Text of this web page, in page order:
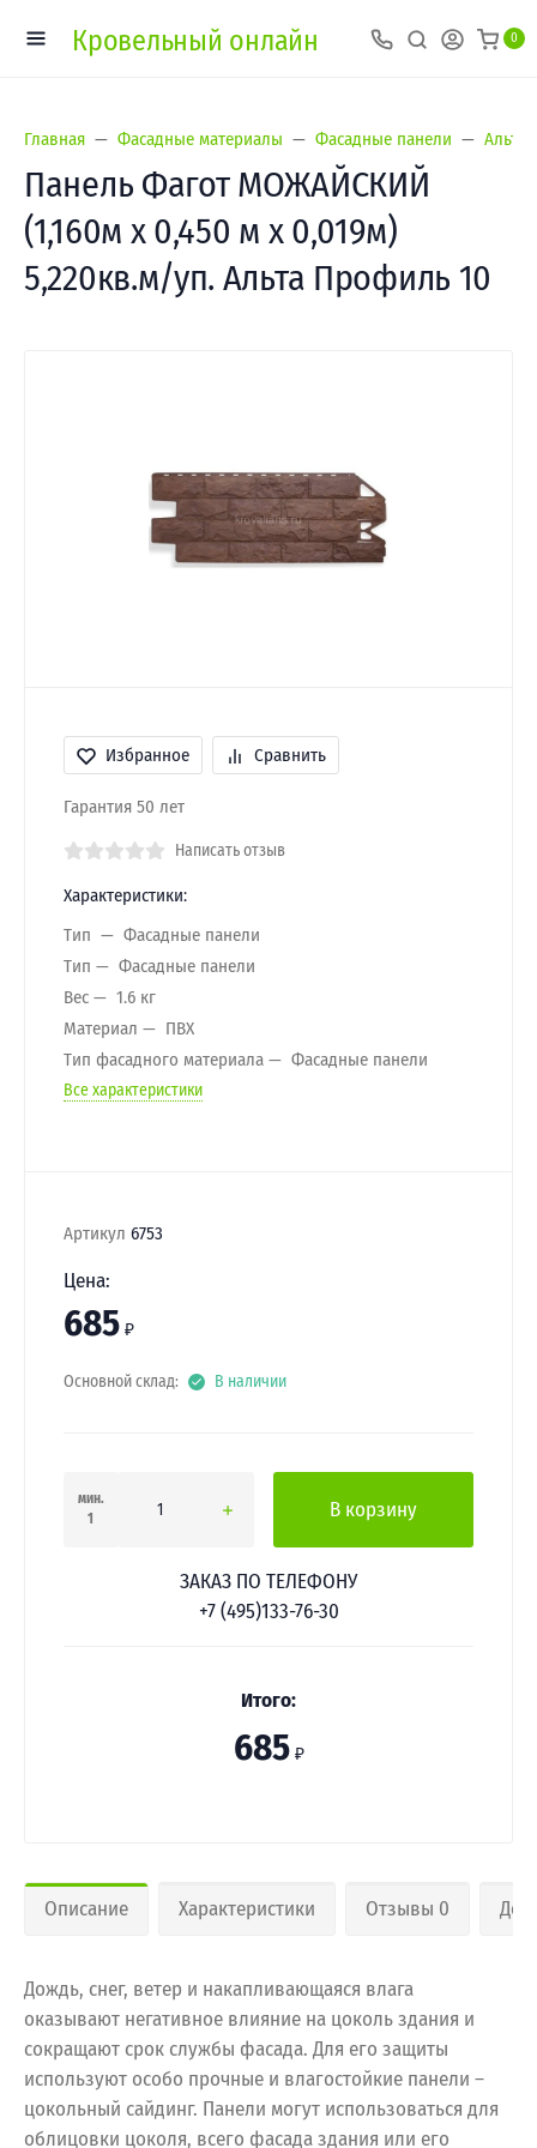
Кровельный онлайн 0
Главная Фасадные материалы Фасадные панели
Панель Фагот МОЖАЙСКИЙ
(1,160м х 0,450 м х 0,019м)
5,220кв.м/уп. Альта Профиль 10
Избранное Сравнить
Гарантия 50 лет
Написать отзыв
Характеристики:
Тип
Фасадные панели
Тип
Фасадные панели
Вес
1.6 кг
Материал
ПВХ
Тип фасадного материала
Фасадные панели
Все характеристики
Артикул 6753
Цена:
685 ₽
Основной склад: В наличии
мин.
1
В корзину
ЗАКАЗ ПО ТЕЛЕФОНУ
+7 (495)133-76-30
Итого:
685 ₽
Описание Характеристики Отзывы 0
Дождь, снег, ветер и накапливающаяся влага
оказывают негативное влияние на цоколь здания и
сокращают срок службы фасада. Для его защиты
используют особо прочные и влагостойкие панели –
цокольный сайдинг. Панели могут использоваться для
облицовки цоколя, всего фасада здания или его